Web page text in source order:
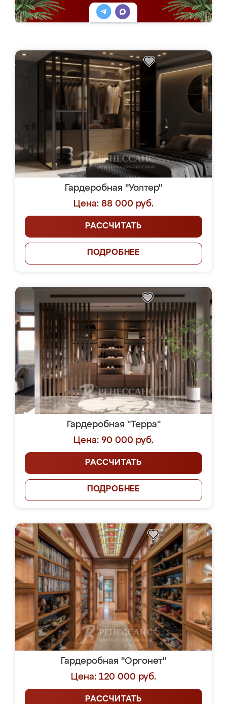
Гардеробная "Уолтер"
Цена: 88 000 руб.
РАССЧИТАТЬ
ПОДРОБНЕЕ
Гардеробная "Терра"
Цена: 90 000 руб.
РАССЧИТАТЬ
ПОДРОБНЕЕ
Гардеробная "Оргонет"
Цена: 120 000 руб.
РАССЧИТАТЬ